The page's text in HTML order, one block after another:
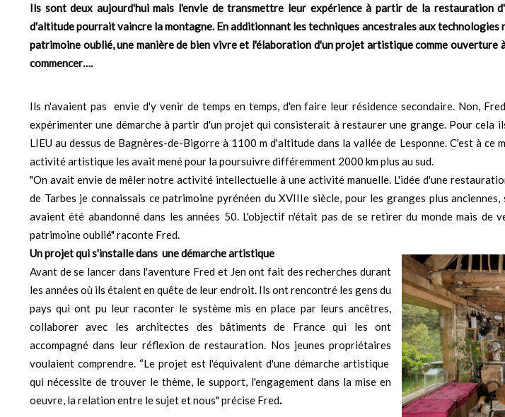
Ils sont deux aujourd'hui mais l'envie de transmettre leur expérience à partir de la restauration
d'altitude pourrait vaincre la montagne. En additionnant les techniques ancestrales aux
patrimoine oublié, une manière de bien vivre et l'élaboration d'un projet artistique comme ouverture
commencer….
Ils n'avaient pas envie d'y venir de temps en temps, d'en faire leur résidence secondaire. Non,
expérimenter une démarche à partir d'un projet qui consisterait à restaurer une grange. Pour cela
LIEU au dessus de Bagnères-de-Bigorre à 1100 m d'altitude dans la vallée de Lesponne. C'est à
activité artistique les avait mené pour la poursuivre différemment 2000 km plus au sud.
"On avait envie de mêler notre activité intellectuelle à une activité manuelle. L'idée d'une
de Tarbes je connaissais ce patrimoine pyrénéen du XVIIIe siècle, pour les granges plus
avaient été abandonné dans les années 50. L'objectif n'était pas de se retirer du monde mais de
patrimoine oublié" raconte Fred.
Un projet qui s'installe dans une démarche artistique
Avant de se lancer dans l'aventure Fred et Jen ont fait des recherches durant
les années où ils étaient en quête de leur endroit. Ils ont rencontré les gens du
pays qui ont pu leur raconter le système mis en place par leurs ancêtres,
collaborer avec les architectes des bâtiments de France qui les ont
accompagné dans leur réflexion de restauration. Nos jeunes propriétaires
voulaient comprendre. “Le projet est l'équivalent d'une démarche artistique
qui nécessite de trouver le thème, le support, l'engagement dans la mise en
oeuvre, la relation entre le sujet et nous" précise Fred.